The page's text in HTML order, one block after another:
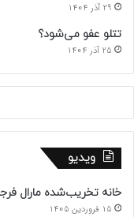
29 آذر 1404
تتلو عفو می‌شود؟
25 آذر 1404
ویدیو
خانه تخریب‌شده مارال
15 فروردین 1405